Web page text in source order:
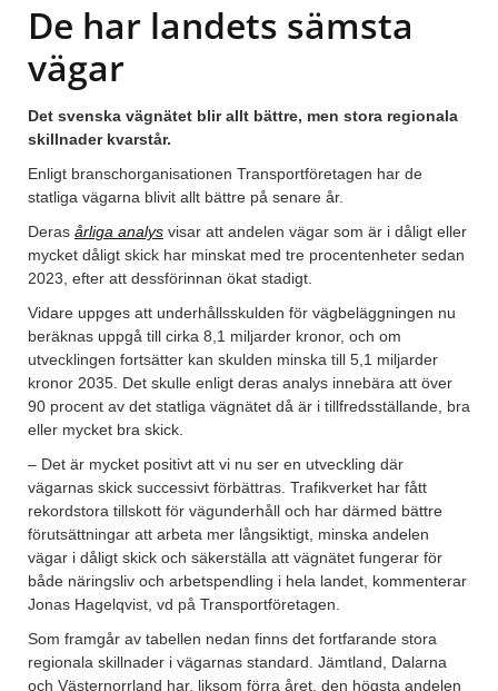
De har landets sämsta
vägar
Det svenska vägnätet blir allt bättre, men stora regionala
skillnader kvarstår.
Enligt branschorganisationen Transportföretagen har de
statliga vägarna blivit allt bättre på senare år.
Deras årliga analys visar att andelen vägar som är i dåligt eller
mycket dåligt skick har minskat med tre procentenheter sedan
2023, efter att dessförinnan ökat stadigt.
Vidare uppges att underhållsskulden för vägbeläggningen nu
beräknas uppgå till cirka 8,1 miljarder kronor, och om
utvecklingen fortsätter kan skulden minska till 5,1 miljarder
kronor 2035. Det skulle enligt deras analys innebära att över
90 procent av det statliga vägnätet då är i tillfredsställande, bra
eller mycket bra skick.
– Det är mycket positivt att vi nu ser en utveckling där
vägarnas skick successivt förbättras. Trafikverket har fått
rekordstora tillskott för vägunderhåll och har därmed bättre
förutsättningar att arbeta mer långsiktigt, minska andelen
vägar i dåligt skick och säkerställa att vägnätet fungerar för
både näringsliv och arbetspendling i hela landet, kommenterar
Jonas Hagelqvist, vd på Transportföretagen.
Som framgår av tabellen nedan finns det fortfarande stora
regionala skillnader i vägarnas standard. Jämtland, Dalarna
och Västernorrland har, liksom förra året, den högsta andelen